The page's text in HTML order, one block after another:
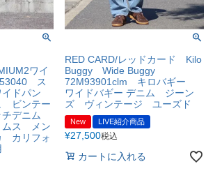
ワイ
ス
ドパン
ビンテー
チデニム
ムス メン
カリフォ
RED CARD/レッドカード Kilo
Buggy Wide Buggy
72M93901clm キロバギー
ワイドバギー デニム ジーン
ズ ヴィンテージ ユーズド
New LIVE紹介商品
¥27,500税込
カートに入れる